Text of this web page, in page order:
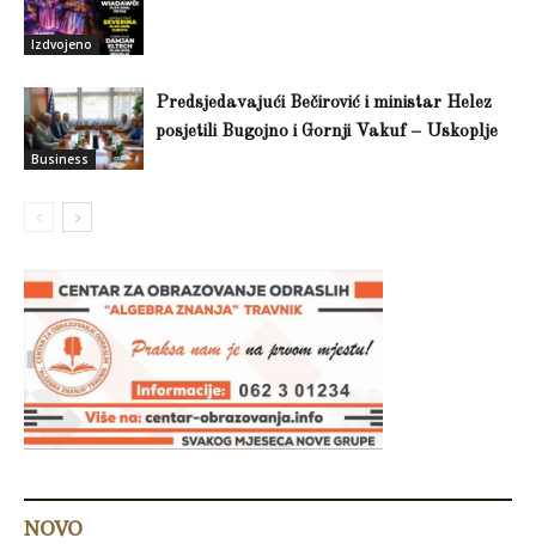
Izdvojeno
Business
Predsjedavajući Bečirović i ministar Helez
posjetili Bugojno i Gornji Vakuf – Uskoplje
NOVO